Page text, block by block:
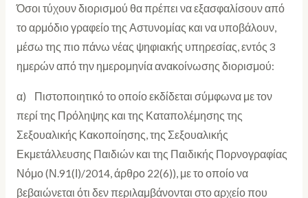
Όσοι τύχουν διορισμού θα πρέπει να εξασφαλίσουν από
το αρμόδιο γραφείο της Αστυνομίας και να υποβάλουν,
μέσω της πιο πάνω νέας ψηφιακής υπηρεσίας, εντός 3
ημερών από την ημερομηνία ανακοίνωσης διορισμού:
α) Πιστοποιητικό το οποίο εκδίδεται σύμφωνα με τον
περί της Πρόληψης και της Καταπολέμησης της
Σεξουαλικής Κακοποίησης, της Σεξουαλικής
Εκμετάλλευσης Παιδιών και της Παιδικής Πορνογραφίας
Νόμο (Ν.91(Ι)/2014, άρθρο 22(6)), με το οποίο να
βεβαιώνεται ότι δεν περιλαμβάνονται στο αρχείο που